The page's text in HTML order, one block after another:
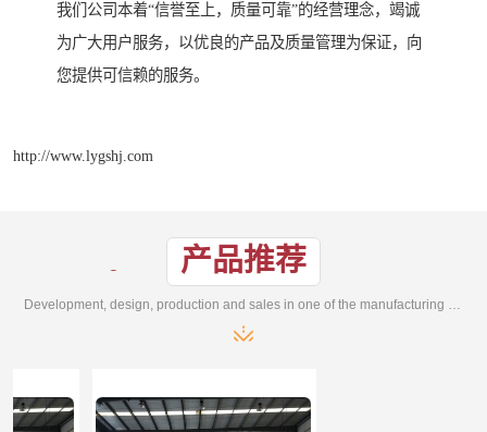
我们公司本着“信誉至上，质量可靠”的经营理念，竭诚
为广大用户服务，以优良的产品及质量管理为保证，向
您提供可信赖的服务。
http://www.lygshj.com
产品推荐
Development, design, production and sales in one of the manufacturing enterprises